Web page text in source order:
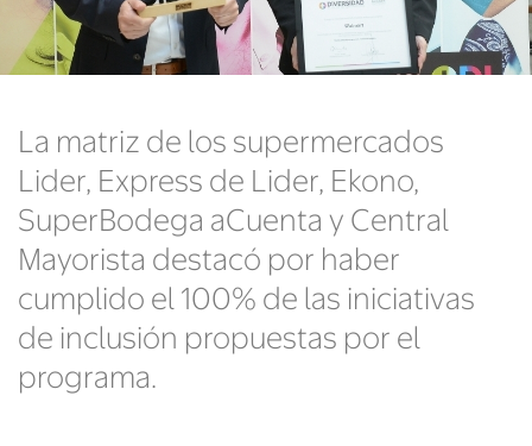
La matriz de los supermercados
Lider, Express de Lider, Ekono,
SuperBodega aCuenta y Central
Mayorista destacó por haber
cumplido el 100% de las iniciativas
de inclusión propuestas por el
programa.